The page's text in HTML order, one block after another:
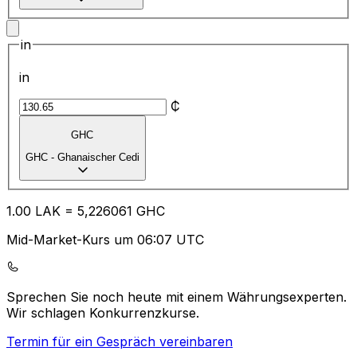
in
in
₵
GHC
GHC - Ghanaischer Cedi
1.00 LAK = 5,226061 GHC
Mid-Market-Kurs um 06:07 UTC
Sprechen Sie noch heute mit einem Währungsexperten.
Wir schlagen Konkurrenzkurse.
Termin für ein Gespräch vereinbaren